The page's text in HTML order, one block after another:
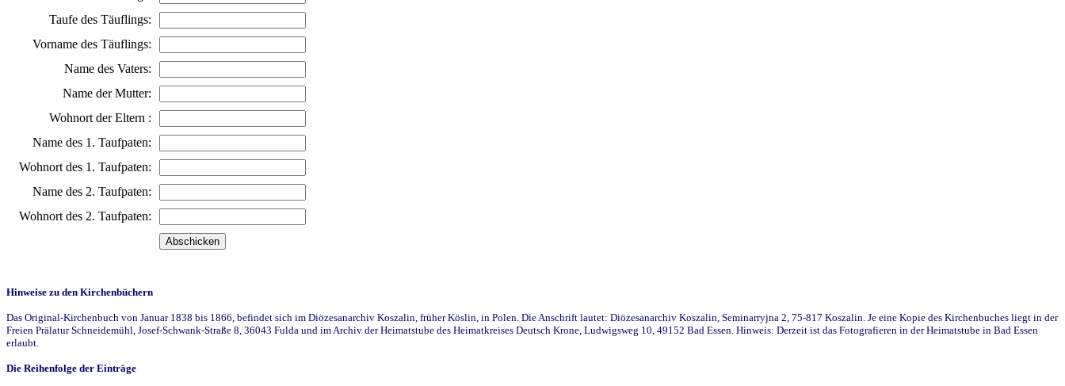
Taufe des Täuflings:
Vorname des Täuflings:
Name des Vaters:
Name der Mutter:
Wohnort der Eltern :
Name des 1. Taufpaten:
Wohnort des 1. Taufpaten:
Name des 2. Taufpaten:
Wohnort des 2. Taufpaten:
Hinweise zu den Kirchenbüchern
Das Original-Kirchenbuch von Januar 1838 bis 1866, befindet sich im Diözesanarchiv Koszalin, früher Köslin, in Polen. Die Anschrift lautet: Diözesanarchiv Koszalin, Seminarryjna 2, 75-817 Koszalin. Je eine Kopie des Kirchenbuches liegt in der
Freien Prälatur Schneidemühl, Josef-Schwank-Straße 8, 36043 Fulda und im Archiv der Heimatstube des Heimatkreises Deutsch Krone, Ludwigsweg 10, 49152 Bad Essen. Hinweis: Derzeit ist das Fotografieren in der Heimatstube in Bad Essen
erlaubt.
Die Reihenfolge der Einträge